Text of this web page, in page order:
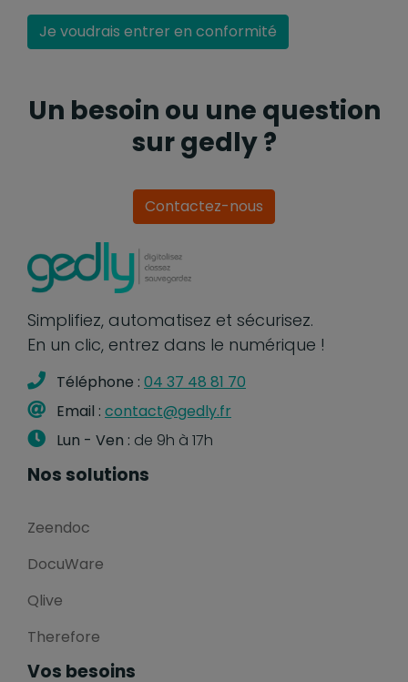
Je voudrais entrer en conformité
Un besoin ou une question
sur gedly ?
Contactez-nous
Simplifiez, automatisez et sécurisez.
En un clic, entrez dans le numérique !
Téléphone : 04 37 48 81 70
Email : contact@gedly.fr
Lun - Ven : de 9h à 17h
Nos solutions
Zeendoc
DocuWare
Qlive
Therefore
Vos besoins